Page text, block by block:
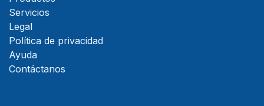
Servicios
Legal
Política de privacidad
Ayuda
Contáctanos